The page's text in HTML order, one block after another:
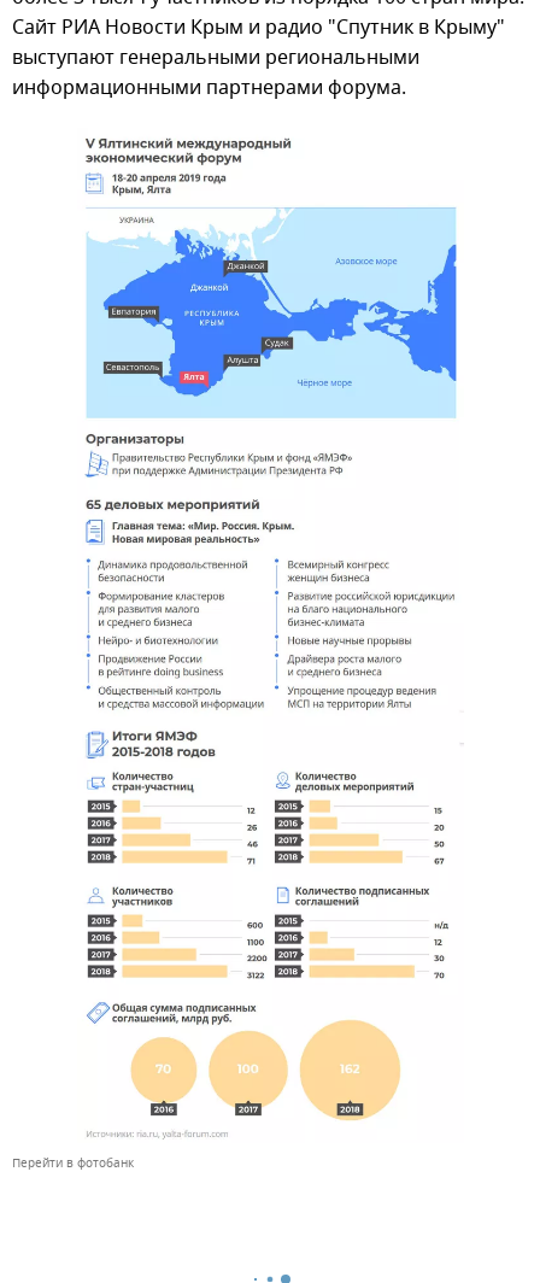
Сайт РИА Новости Крым и радио "Спутник в Крыму"
выступают генеральными региональными
информационными партнерами форума.
Перейти в фотобанк